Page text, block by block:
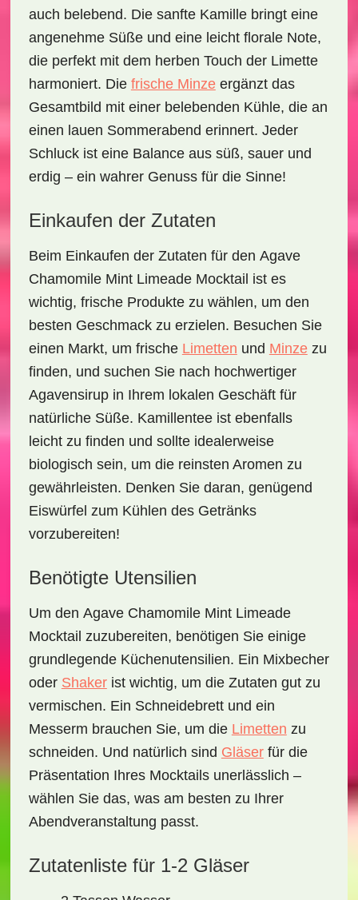
auch belebend. Die sanfte Kamille bringt eine
angenehme Süße und eine leicht florale Note,
die perfekt mit dem herben Touch der Limette
harmoniert. Die frische Minzeergänzt das
Gesamtbild mit einer belebenden Kühle, die an
einen lauen Sommerabend erinnert. Jeder
Schluck ist eine Balance aus süß, sauer und
erdig – ein wahrer Genuss für die Sinne!
Einkaufen der Zutaten
Beim Einkaufen der Zutaten für den Agave
Chamomile Mint Limeade Mocktail ist es
wichtig, frische Produkte zu wählen, um den
besten Geschmack zu erzielen. Besuchen Sie
einen Markt, um frische Limetten und Minzezu
finden, und suchen Sie nach hochwertiger
Agavensirupin Ihrem lokalen Geschäft für
natürliche Süße. Kamillentee ist ebenfalls
leicht zu finden und sollte idealerweise
biologisch sein, um die reinsten Aromen zu
gewährleisten. Denken Sie daran, genügend
Eiswürfel zum Kühlen des Getränks
vorzubereiten!
Benötigte Utensilien
Um den Agave Chamomile Mint Limeade
Mocktail zuzubereiten, benötigen Sie einige
grundlegende Küchenutensilien. Ein Mixbecher
oder Shakerist wichtig, um die Zutaten gut zu
vermischen. Ein Schneidebrettund ein
Messerm brauchen Sie, um die Limetten zu
schneiden. Und natürlich sind Gläserfür die
Präsentation Ihres Mocktails unerlässlich –
wählen Sie das, was am besten zu Ihrer
Abendveranstaltung passt.
Zutatenliste für 1-2 Gläser